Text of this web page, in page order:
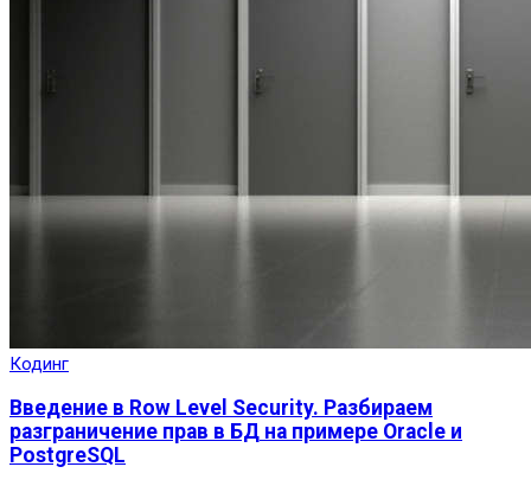
Кодинг
Введение в Row Level Security. Разбираем
разграничение прав в БД на примере Oracle и
PostgreSQL